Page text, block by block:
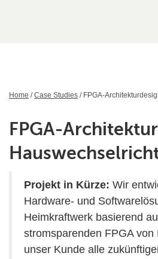
Home /Case Studies / FPGA-
FPGA-
Projekt in Kürze: Wir
Hardware- und
Heimkraftwerk basierend
stromsparenden FPGA von
unser Kunde alle